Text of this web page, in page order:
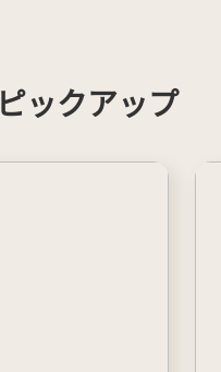
ピックアップ